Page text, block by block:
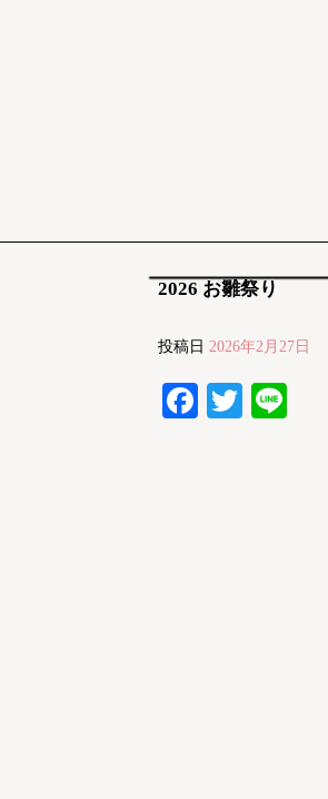
2026 お雛祭り
投稿日 2026年2月27日
Facebook
Twitter